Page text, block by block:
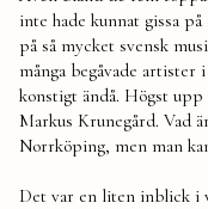
inte hade kunnat gissa
på så mycket svensk
många begåvade artister
konstigt ändå. Högst
Markus Krunegård. Vad
Norrköping, men man
Det var en liten inblick i